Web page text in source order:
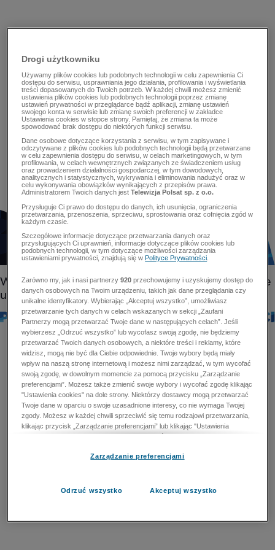
Drogi użytkowniku
Używamy plików cookies lub podobnych technologii w celu zapewnienia Ci
dostępu do serwisu, usprawniania jego działania, profilowania i wyświetlania
treści dopasowanych do Twoich potrzeb. W każdej chwili możesz zmienić
ustawienia plików cookies lub podobnych technologii poprzez zmianę
ustawień prywatności w przeglądarce bądź aplikacji, zmianę ustawień
swojego konta w serwisie lub zmianę swoich preferencji w zakładce
Ustawienia cookies w stopce strony. Pamiętaj, że zmiana ta może
spowodować brak dostępu do niektórych funkcji serwisu.
Dane osobowe dotyczące korzystania z serwisu, w tym zapisywane i
odczytywane z plików cookies lub podobnych technologii będą przetwarzane
w celu zapewnienia dostępu do serwisu, w celach marketingowych, w tym
profilowania, w celach wewnętrznych związanych ze świadczeniem usług
oraz prowadzeniem działalności gospodarczej, w tym dowodowych,
analitycznych i statystycznych, wykrywania i eliminowania nadużyć oraz w
celu wykonywania obowiązków wynikających z przepisów prawa.
Administratorem Twoich danych jestTelewizja Polsat sp. z o.o.
Przysługuje Ci prawo do dostępu do danych, ich usunięcia, ograniczenia
przetwarzania, przenoszenia, sprzeciwu, sprostowania oraz cofnięcia zgód w
każdym czasie.
Szczegółowe informacje dotyczące przetwarzania danych oraz
przysługujących Ci uprawnień, informacje dotyczące plików cookies lub
podobnych technologii, w tym dotyczące możliwości zarządzania
ustawieniami prywatności, znajdują się wPolityce Prywatności
Zarówno my, jak i nasi partnerzy920 przechowujemy i uzyskujemy dostęp do
danych osobowych na Twoim urządzeniu, takich jak dane przeglądania czy
unikalne identyfikatory. Wybierając „Akceptuj wszystko”, umożliwiasz
przetwarzanie tych danych w celach wskazanych w sekcji „Zaufani
Partnerzy mogą przetwarzać Twoje dane w następujących celach”. Jeśli
wybierzesz „Odrzuć wszystko” lub wycofasz swoją zgodę, nie będziemy
przetwarzać Twoich danych osobowych, a niektóre treści i reklamy, które
widzisz, mogą nie być dla Ciebie odpowiednie. Twoje wybory będą miały
wpływ na naszą stronę internetową i możesz nimi zarządzać, w tym wycofać
swoją zgodę, w dowolnym momencie za pomocą przycisku „Zarządzanie
preferencjami”. Możesz także zmienić swoje wybory i wycofać zgodę klikając
"Ustawienia cookies" na dole strony. Niektórzy dostawcy mogą przetwarzać
Twoje dane w oparciu o swoje uzasadnione interesy, co nie wymaga Twojej
zgody. Możesz w każdej chwili sprzeciwić się temu rodzajowi przetwarzania,
klikając przycisk „Zarządzanie preferencjami” lub klikając "Ustawienia
cookies" na dole strony. Nie możesz sprzeciwić się przetwarzaniu przez
zapobiegania oszustwom i naprawiania błędów, a w tym celu mogą zostać
przetwarzaniu danych osobowych w celu dostarczania i prezentacji reklam i
Zarządzanie preferencjami
Odrzuć wszystko Akceptuj wszystko